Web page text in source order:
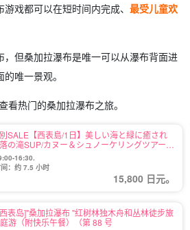
戏都可以在短时间内完成、 最受儿童欢
但桑加拉瀑布是唯一可以从瀑布背面进
唯一景观。
看热门的桑加拉瀑布之旅。
SALE【西表島/1日】美しい海と緑に癒され
の滝SUP/カヌー＆シュノーケリングツアー★
No.41）
16:30.
：约 7.5 小时
15,800 日元。
表岛]"桑加拉瀑布 "红树林独木舟和丛林徒步旅
游（附快乐午餐）（第 88 号